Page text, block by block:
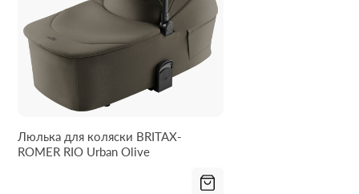
Люлька для коляски BRITAX-
ROMER RIO Urban Olive